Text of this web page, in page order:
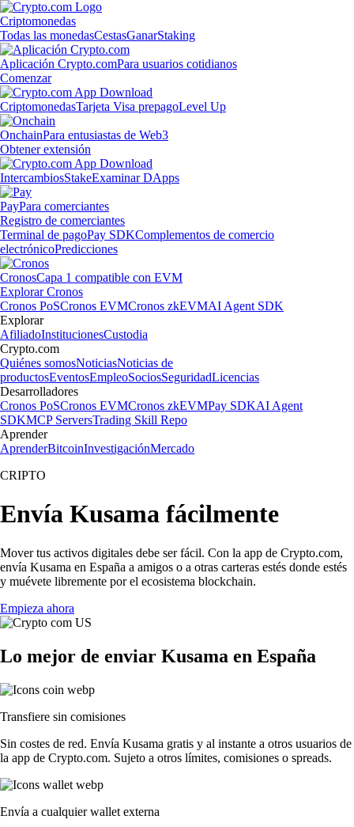
Criptomonedas
Todas las monedasCestasGanarStaking
Aplicación Crypto.comPara usuarios cotidianos
Comenzar
CriptomonedasTarjeta Visa prepagoLevel Up
OnchainPara entusiastas de Web3
Obtener extensión
IntercambiosStakeExaminar DApps
PayPara comerciantes
Registro de comerciantes
Terminal de pagoPay SDKComplementos de comercio
electrónicoPredicciones
CronosCapa 1 compatible con EVM
Explorar Cronos
Cronos PoSCronos EVMCronos zkEVMAI Agent SDK
Explorar
AfiliadoInstitucionesCustodia
Crypto.com
Quiénes somosNoticiasNoticias de
productosEventosEmpleoSociosSeguridadLicencias
Desarrolladores
Cronos PoSCronos EVMCronos zkEVMPay SDKAI Agent
SDKMCP ServersTrading Skill Repo
Aprender
AprenderBitcoinInvestigaciónMercado
CRIPTO
Envía Kusama fácilmente
Mover tus activos digitales debe ser fácil. Con la app de Crypto.com,
envía Kusama en España a amigos o a otras carteras estés donde estés
y muévete libremente por el ecosistema blockchain.
Empieza ahora
Lo mejor de enviar Kusama en España
Transfiere sin comisiones
Sin costes de red. Envía Kusama gratis y al instante a otros usuarios de
la app de Crypto.com. Sujeto a otros límites, comisiones o spreads.
Envía a cualquier wallet externa